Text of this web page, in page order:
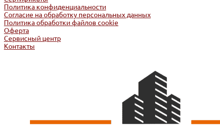
Политика конфиденциальности
Согласие на обработку персональных данных
Политика обработки файлов cookie
Оферта
Сервисный центр
Контакты